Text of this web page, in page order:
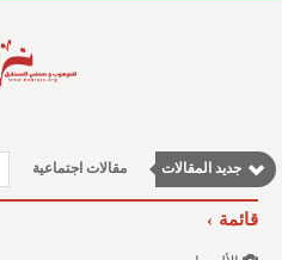
جديد المقالات مقالات اجتماعية
مقالات علمية
قائمة